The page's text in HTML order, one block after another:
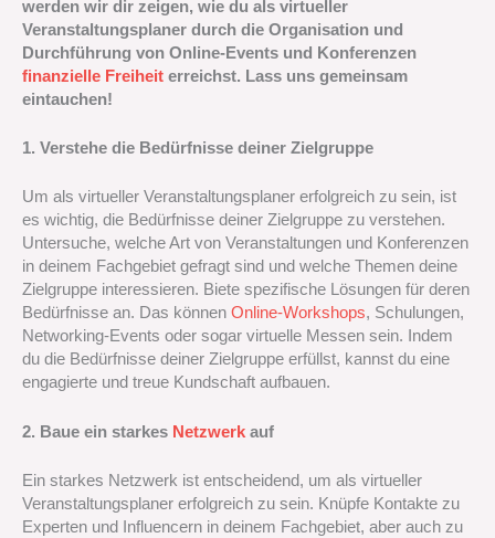
werden wir dir zeigen, wie du als virtueller
Veranstaltungsplaner durch die Organisation und
Durchführung von Online-Events und Konferenzen
finanzielle Freiheit erreichst. Lass uns gemeinsam
eintauchen!
1. Verstehe die Bedürfnisse deiner Zielgruppe
Um als virtueller Veranstaltungsplaner erfolgreich zu sein, ist
es wichtig, die Bedürfnisse deiner Zielgruppe zu verstehen.
Untersuche, welche Art von Veranstaltungen und Konferenzen
in deinem Fachgebiet gefragt sind und welche Themen deine
Zielgruppe interessieren. Biete spezifische Lösungen für deren
Bedürfnisse an. Das können Online-Workshops, Schulungen,
Networking-Events oder sogar virtuelle Messen sein. Indem
du die Bedürfnisse deiner Zielgruppe erfüllst, kannst du eine
engagierte und treue Kundschaft aufbauen.
2. Baue ein starkes Netzwerk auf
Ein starkes Netzwerk ist entscheidend, um als virtueller
Veranstaltungsplaner erfolgreich zu sein. Knüpfe Kontakte zu
Experten und Influencern in deinem Fachgebiet, aber auch zu